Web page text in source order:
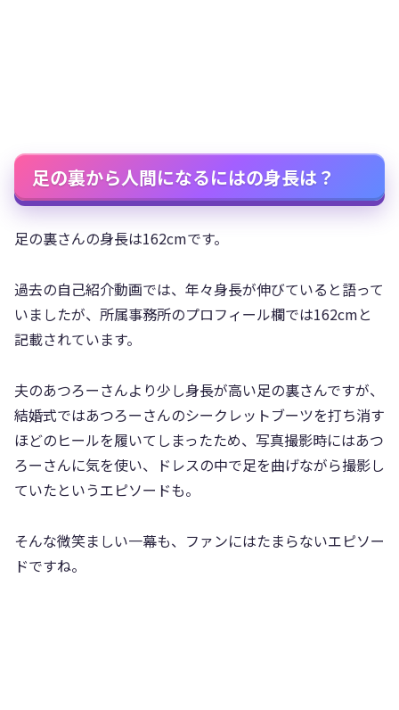
足の裏から人間になるにはの身長は？
足の裏さんの身長は162cmです。
過去の自己紹介動画では、年々身長が伸びていると語って
いましたが、所属事務所のプロフィール欄では162cmと
記載されています。
夫のあつろーさんより少し身長が高い足の裏さんですが、
結婚式ではあつろーさんのシークレットブーツを打ち消す
ほどのヒールを履いてしまったため、写真撮影時にはあつ
ろーさんに気を使い、ドレスの中で足を曲げながら撮影し
ていたというエピソードも。
そんな微笑ましい一幕も、ファンにはたまらないエピソー
ドですね。